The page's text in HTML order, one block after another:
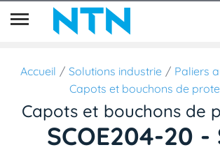
Accueil Solutions industrie
Paliers
Capots et bouchons de
Capots et bouchons de
SCOE204-20 -